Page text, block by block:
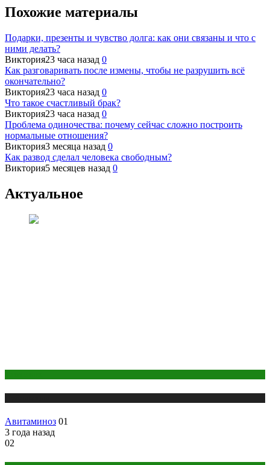
Похожие материалы
Подарки, презенты и чувство долга: как они связаны и что с
ними делать?
Виктория23 часа назад 0
Как разговаривать после измены, чтобы не разрушить всё
окончательно?
Виктория23 часа назад 0
Что такое счастливый брак?
Виктория23 часа назад 0
Проблема одиночества: почему сейчас сложно построить
нормальные отношения?
Виктория3 месяца назад 0
Как развод сделал человека свободным?
Виктория5 месяцев назад 0
Актуальное
Авитаминоз 01
3 года назад
02